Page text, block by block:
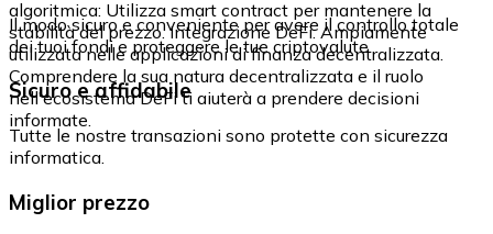
algoritmica: Utilizza smart contract per mantenere la
stabilità del prezzo. Integrazione DeFi: Ampiamente
utilizzata nelle applicazioni di finanza decentralizzata.
Comprendere la sua natura decentralizzata e il ruolo
nell'ecosistema DeFi ti aiuterà a prendere decisioni
informate.
Il modo sicuro e conveniente per avere il controllo totale
dei tuoi fondi e proteggere le tue criptovalute.
Sicuro e affidabile
Tutte le nostre transazioni sono protette con sicurezza
informatica.
Miglior prezzo